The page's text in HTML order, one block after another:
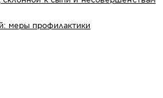
меры профилактики